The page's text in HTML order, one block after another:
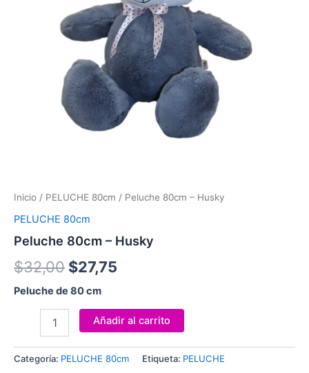
Inicio / PELUCHE 80cm / Peluche 80cm – Husky
PELUCHE 80cm
Peluche 80cm – Husky
$32,00 $27,75
Peluche de 80 cm
Añadir al carrito
Categoría: PELUCHE 80cm Etiqueta: PELUCHE